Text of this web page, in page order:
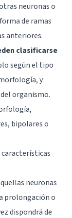
neuronas o
de ramas
anteriores.
clasificarse
según el tipo
y
organismo.
bipolares o
características
neuronas
prolongación o
dispondrá de